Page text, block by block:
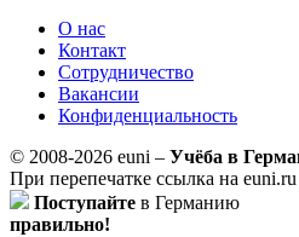
О нас
Контакт
Сотрудничество
Вакансии
Конфиденциальность
© 2008-2026 euni – Учёба в
При перепечатке ссылка на euni.ru
Поступайте в Германию
правильно!